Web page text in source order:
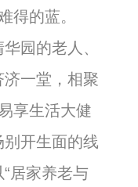
得的蓝。
园的老人、
一堂，相聚
享生活大健
开生面的线
“居家养老与